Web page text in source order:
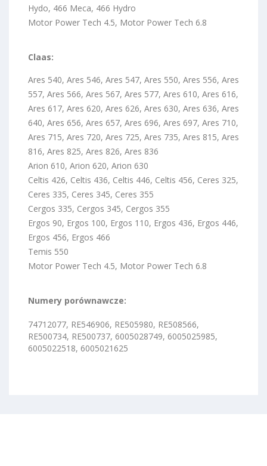
Hydo, 466 Meca, 466 Hydro
Motor Power Tech 4.5, Motor Power Tech 6.8
Claas:
Ares 540, Ares 546, Ares 547, Ares 550, Ares 556, Ares
557, Ares 566, Ares 567, Ares 577, Ares 610, Ares 616,
Ares 617, Ares 620, Ares 626, Ares 630, Ares 636, Ares
640, Ares 656, Ares 657, Ares 696, Ares 697, Ares 710,
Ares 715, Ares 720, Ares 725, Ares 735, Ares 815, Ares
816, Ares 825, Ares 826, Ares 836
Arion 610, Arion 620, Arion 630
Celtis 426, Celtis 436, Celtis 446, Celtis 456, Ceres 325,
Ceres 335, Ceres 345, Ceres 355
Cergos 335, Cergos 345, Cergos 355
Ergos 90, Ergos 100, Ergos 110, Ergos 436, Ergos 446,
Ergos 456, Ergos 466
Temis 550
Motor Power Tech 4.5, Motor Power Tech 6.8
Numery porównawcze:
74712077, RE546906, RE505980, RE508566,
RE500734, RE500737, 6005028749, 6005025985,
6005022518, 6005021625